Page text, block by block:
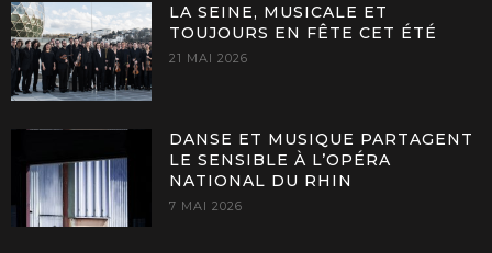
LA SEINE, MUSICALE ET
TOUJOURS EN FÊTE CET ÉTÉ
21 MAI 2026
DANSE ET MUSIQUE PARTAGENT
LE SENSIBLE À L’OPÉRA
NATIONAL DU RHIN
7 MAI 2026